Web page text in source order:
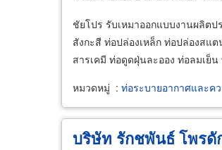
ชัยโปร รับเหมาออกแบบงานผลิตป
สังกะสี ท่อปล่องเหล็ก ท่อปล่องสแ
สารเคมี ท่อดูดฝุ่นละออง ท่อลมเย็
หมวดหมู่ : ท่อระบายอากาศและค
บริษัท รักชพันธ์ โพรดั